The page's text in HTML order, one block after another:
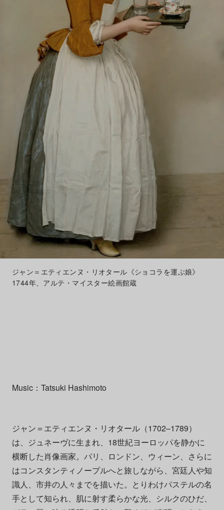
ジャン＝エティエンヌ・リオタール《ショコラを運ぶ娘》
1744年、アルテ・マイスター絵画館蔵
Music：Tatsuki Hashimoto
ジャン＝エティエンヌ・リオタール（1702–1789）
は、ジュネーヴに生まれ、18世紀ヨーロッパを静かに
横断した肖像画家。パリ、ロンドン、ウィーン、さらに
はコンスタンティノープルへと旅しながら、宮廷人や知
識人、市井の人々までを描いた。とりわけパステルの名
手として知られ、肌に射す柔らかな光、シルクのひだ、